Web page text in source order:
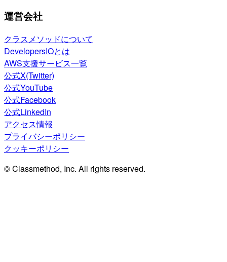
運営会社
クラスメソッドについて
DevelopersIOとは
AWS支援サービス一覧
公式X(Twitter)
公式YouTube
公式Facebook
公式LinkedIn
アクセス情報
プライバシーポリシー
クッキーポリシー
© Classmethod, Inc. All rights reserved.